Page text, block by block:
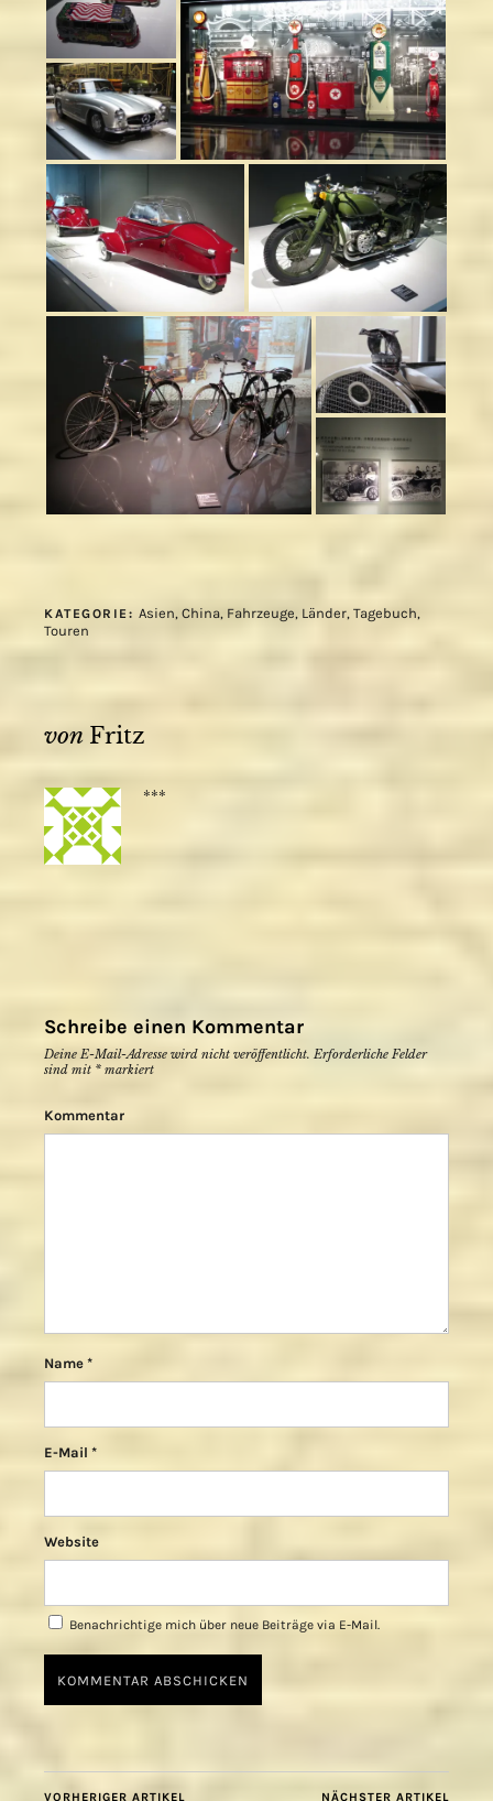
KATEGORIE: Asien, China, Fahrzeuge, Länder, Tagebuch,
Touren
von Fritz
***
Schreibe einen Kommentar
Deine E-Mail-Adresse wird nicht veröffentlicht. Erforderliche Felder
sind mit * markiert
Kommentar
Name *
E-Mail *
Website
Benachrichtige mich über neue Beiträge via E-Mail.
VORHERIGER ARTIKEL NÄCHSTER ARTIKEL